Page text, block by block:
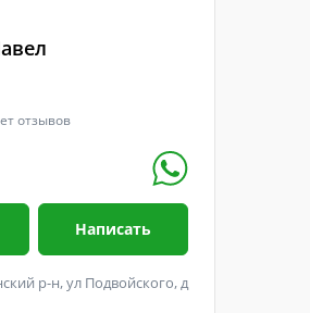
отзывов
Написать
р-н, ул Подвойского, д